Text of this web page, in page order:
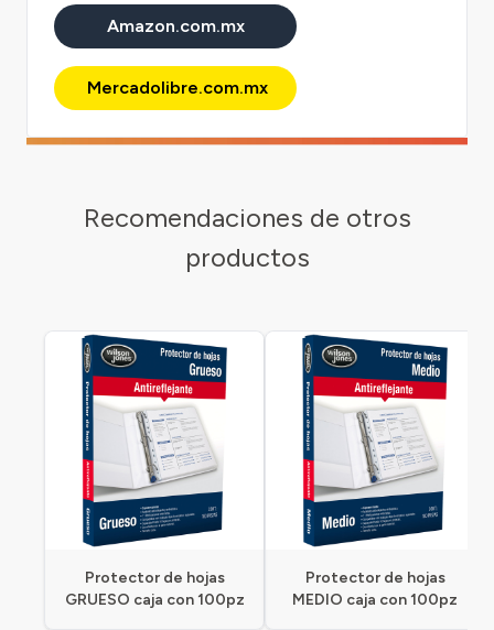
Amazon.com.mx
Mercadolibre.com.mx
Recomendaciones de otros
productos
Protector de hojas
GRUESO caja con 100pz
Protector de hojas
MEDIO caja con 100pz